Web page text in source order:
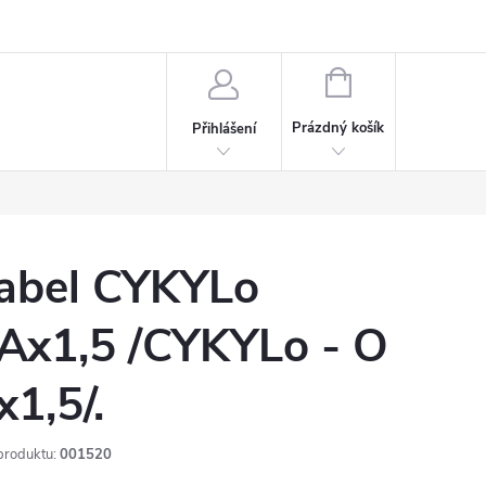
Přihlášení
NÁKUPNÍ
Prázdný košík
CYKYLo
/CYKYLo - O
.
001520